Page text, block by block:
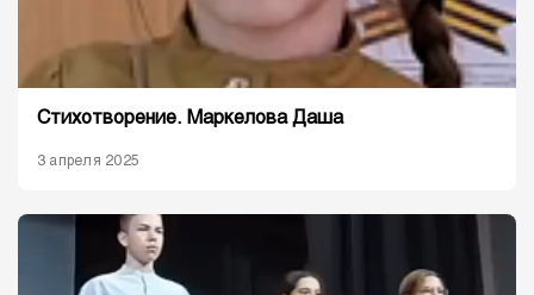
Стихотворение. Маркелова Даша
3 апреля 2025